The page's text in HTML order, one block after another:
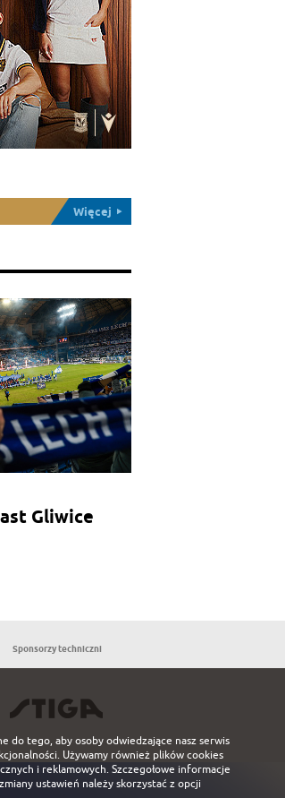
Więcej
Gliwice
Sponsorzy techniczni
do tego, aby osoby odwiedzające nasz serwis
Używamy również plików cookies
i reklamowych. Szczegołowe informacje
ustawień należy skorzystać z opcji